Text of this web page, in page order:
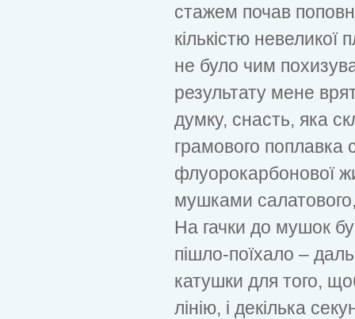
стажем почав
кількістю
не було чим
результату мене
думку, снасть, яка
грамового поплавка
флуорокарбонової
мушками салатового,
На гачки до мушок
пішло-поїхало –
катушки для того,
лінію, і декілька